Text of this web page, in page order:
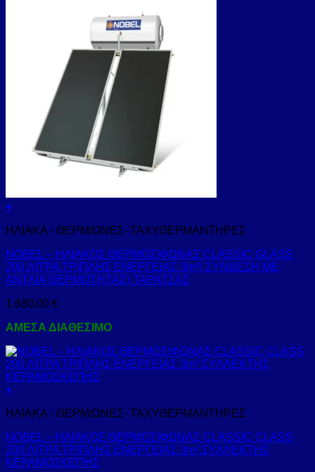
+
ΗΛΙΑΚΑ - ΘΕΡΜ/ΩΝΕΣ- ΤΑΧΥΘΕΡΜΑΝΤΗΡΕΣ
NOBEL – ΗΛΙΑΚΟΣ ΘΕΡΜΟΣΙΦΩΝΑΣ CLASSIC GLASS
200 ΛΙΤΡΑ ΤΡΙΠΛΗΣ ΕΝΕΡΓΕΙΑΣ 3m²( ΣΥΝΔΕΣΗ ΜΕ
ΑΝΤΛΙΑ ΘΕΡΜΟΤΗΤΑΣ) ΤΑΡΑΤΣΑΣ
1.680,00 €
ΑΜΕΣΑ ΔΙΑΘΕΣΙΜΟ
+
ΗΛΙΑΚΑ - ΘΕΡΜ/ΩΝΕΣ- ΤΑΧΥΘΕΡΜΑΝΤΗΡΕΣ
NOBEL – ΗΛΙΑΚΟΣ ΘΕΡΜΟΣΙΦΩΝΑΣ CLASSIC CLASS
200 ΛΙΤΡΑ ΤΡΙΠΛΗΣ ΕΝΕΡΓΕΙΑΣ 3m² ΣΥΛΛΕΚΤΗΣ
ΚΕΡΑΜΟΣΚΕΠΗΣ